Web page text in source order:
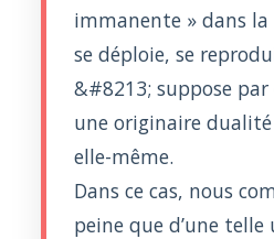
immanente » dans la
se déploie, se
&#8213; suppose
une originaire
elle-même.
Dans ce cas, nous
peine que d’une